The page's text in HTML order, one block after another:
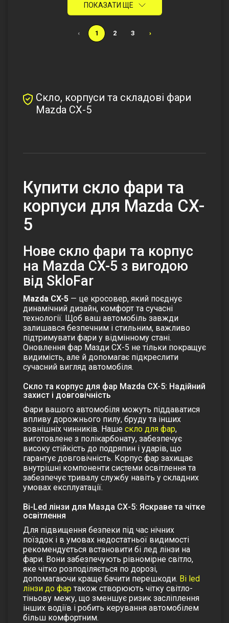
ПОКАЗАТИ ЩЕ
‹ 1 2 3 ›
Скло, корпуси та складові фари
Mazda CX-5
Купити скло фари та
корпуси для Mazda CX-
5
Нове скло фари та корпус
на Mazda CX-5 з вигодою
від SkloFar
Mazda CX-5 — це кросовер, який поєднує
динамічний дизайн, комфорт та сучасні
технології. Щоб ваш автомобіль завжди
залишався безпечним і стильним, важливо
підтримувати фари у відмінному стані.
Оновлення фар Мазди СХ-5 не тільки покращує
видимість, але й допомагає підкреслити
сучасний вигляд автомобіля.
Скло та корпус для фар Mazda CX-5: Надійний
захист і довговічність
Фари вашого автомобіля можуть піддаватися
впливу дорожнього пилу, бруду та інших
зовнішніх чинників. Наше скло для фар,
виготовлене з полікарбонату, забезпечує
високу стійкість до подряпин і ударів, що
гарантує довговічність. Корпус фар захищає
внутрішні компоненти системи освітлення та
забезпечує тривалу службу навіть у складних
умовах експлуатації.
Bi-Led лінзи для Мазда СХ-5: Яскраве та чітке
освітлення
Для підвищення безпеки під час нічних
поїздок і в умовах недостатньої видимості
рекомендується встановити бі лед лінзи на
фари. Вони забезпечують рівномірне світло,
яке чітко розподіляється по дорозі,
допомагаючи краще бачити перешкоди. Bi led
лінзи до фар також створюють чітку світло-
тіньову межу, що зменшує ризик засліплення
інших водіїв і робить керування автомобілем
більш комфортним.